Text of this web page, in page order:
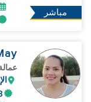
مباشر